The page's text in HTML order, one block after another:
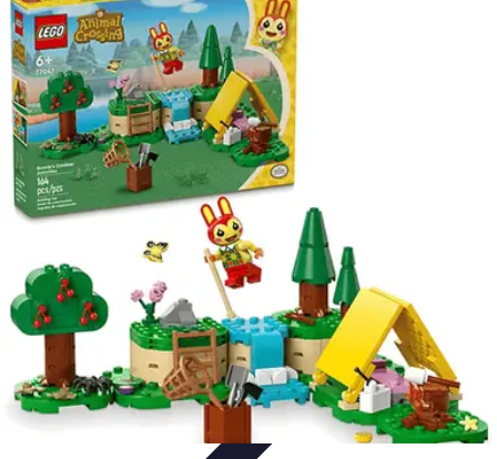
Zabawa i Rozrywka
Imprezy i Przyjęcia Zabawy dla dzieciZabawy na świeżym
powietrzuOrganizacja imprez Zabawy i Gry
Zabawa i Rozrywka